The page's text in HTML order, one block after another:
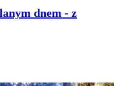
dnem - z